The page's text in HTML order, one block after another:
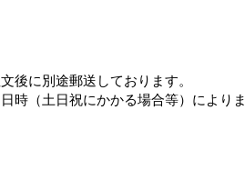
後に別途郵送しております。
時（土日祝にかかる場合等）により